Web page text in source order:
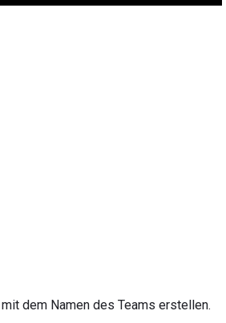
dem Namen des Teams erstellen.